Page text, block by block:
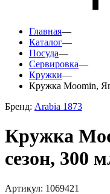
Главная—
Каталог—
Посуда—
Сервировка—
Кружки—
Кружка Moomin,
Бренд: Arabia 1873
Кружка
сезон, 300
Артикул: 1069421